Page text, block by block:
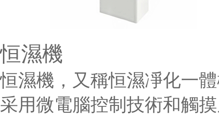
恒濕機
恒濕機，又稱恒濕凈化一
采用微電腦控制技術和觸